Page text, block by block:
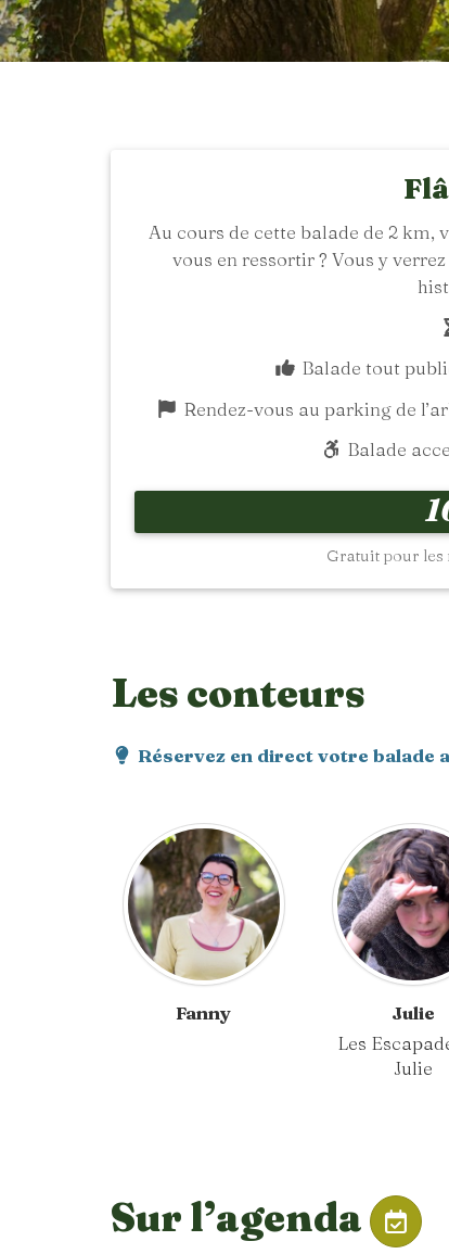
Au cours de cette balade de 2 km,
vous en ressortir ? Vous y
Balade tout
Rendez-vous au parking de
Balade
Gratuit pour les
Les conteurs
Réservez en direct votre balade
Fanny
Julie
Les
Julie
Sur l’agenda